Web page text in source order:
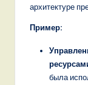
архитектуре
Пример:
была